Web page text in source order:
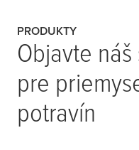
PRODUKTY
Objavte
pre
potravín